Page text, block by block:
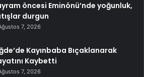
öncesi Eminönü’nde yoğunluk,
durgun
7, 2026
Kayınbaba Bıçaklanarak
Kaybetti
7, 2026